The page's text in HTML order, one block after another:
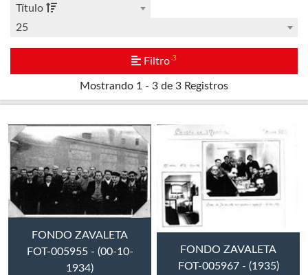
Mostrando 1 - 3 de 3 Registros
Título
25
Filtro 3
FONDO ZAVALETA
FOT-005955 - (00-10-
1934)
FONDO ZAVALETA
FOT-005967 - (1935)